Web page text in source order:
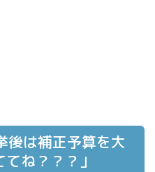
は補正予算を大
ね？？？」